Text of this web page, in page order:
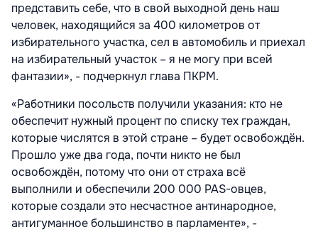
представить себе, что в свой выходной день наш
человек, находящийся за 400 километров от
избирательного участка, сел в автомобиль и приехал
на избирательный участок – я не могу при всей
фантазии», - подчеркнул глава ПКРМ.
«Работники посольств получили указания: кто не
обеспечит нужный процент по списку тех граждан,
которые числятся в этой стране – будет освобождён.
Прошло уже два года, почти никто не был
освобождён, потому что они от страха всё
выполнили и обеспечили 200 000 PAS-овцев,
которые создали это несчастное антинародное,
антигуманное большинство в парламенте», -